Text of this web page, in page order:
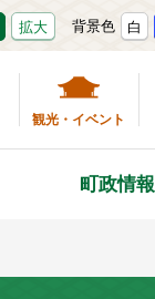
拡大 背景色 白
観光・イベント
町政情報